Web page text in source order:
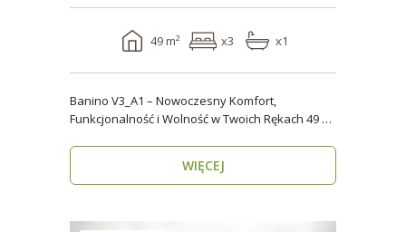
49 m² x3 x1
Banino V3_A1 – Nowoczesny Komfort,
Funkcjonalność i Wolność w Twoich Rękach 49 m²
WIĘCEJ